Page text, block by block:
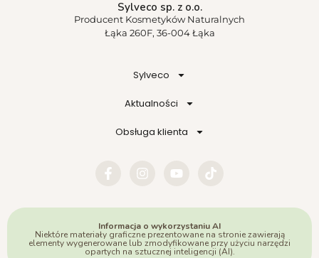
Sylveco sp. z o.o.
Producent Kosmetyków Naturalnych
Łąka 260F, 36-004 Łąka
Sylveco
Aktualności
Obsługa klienta
Informacja o wykorzystaniu AI
Niektóre materiały graficzne prezentowane na stronie zawierają
elementy wygenerowane lub zmodyfikowane przy użyciu narzędzi
opartych na sztucznej inteligencji (AI).